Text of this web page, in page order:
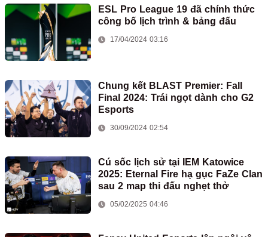
ESL Pro League 19 đã chính thức
công bố lịch trình & bảng đấu
17/04/2024 03:16
Chung kết BLAST Premier: Fall
Final 2024: Trái ngọt dành cho G2
Esports
30/09/2024 02:54
Cú sốc lịch sử tại IEM Katowice
2025: Eternal Fire hạ gục FaZe Clan
sau 2 map thi đấu nghẹt thở
05/02/2025 04:46